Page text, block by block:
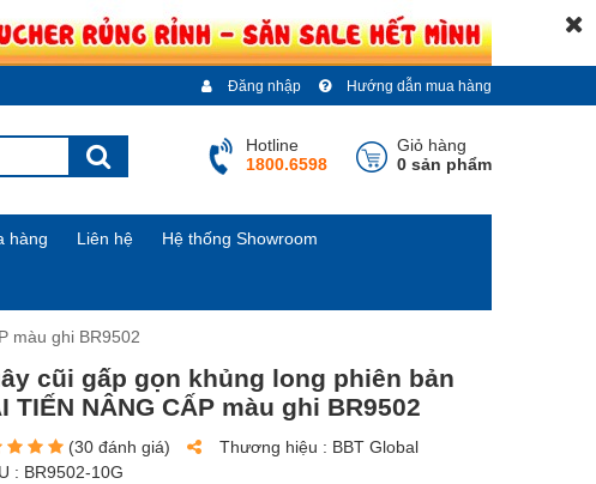
Hướng dẫn mua hàng
Đăng nhập
Giỏ hàng
0 sản phẩm
Hotline
1800.6598
hàng Liên hệ Hệ thống Showroom
màu ghi BR9502
cũi gấp gọn khủng long phiên bản
TIẾN NÂNG CẤP màu ghi BR9502
(30 đánh giá) Thương hiệu : BBT Global
: BR9502-10G